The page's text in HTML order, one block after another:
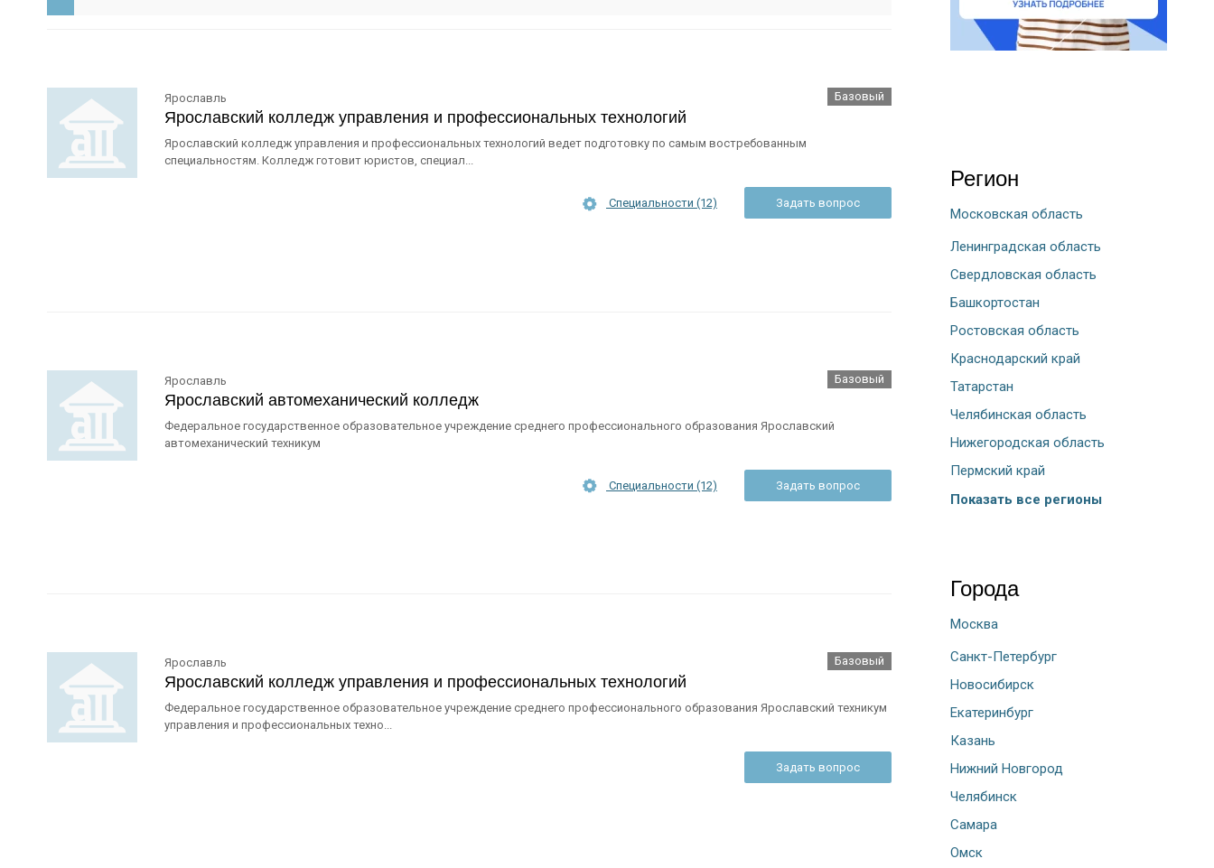
Ярославль Базовый
Ярославский колледж управления и профессиональных технологий
Ярославский колледж управления и профессиональных технологий ведет подготовку по самым востребованным
специальностям. Колледж готовит юристов, специал...
Специальности (12) Задать вопрос
Ярославль Базовый
Ярославский автомеханический колледж
Федеральное государственное образовательное учреждение среднего профессионального образования Ярославский
автомеханический техникум
Специальности (12) Задать вопрос
Ярославль Базовый
Ярославский колледж управления и профессиональных технологий
Федеральное государственное образовательное учреждение среднего профессионального образования Ярославский техникум
управления и профессиональных техно...
Задать вопрос
Регион
Московская область
Ленинградская область
Свердловская область
Башкортостан
Ростовская область
Краснодарский край
Татарстан
Челябинская область
Нижегородская область
Пермский край
Показать все регионы
Города
Москва
Санкт-Петербург
Новосибирск
Екатеринбург
Казань
Нижний Новгород
Челябинск
Самара
Омск